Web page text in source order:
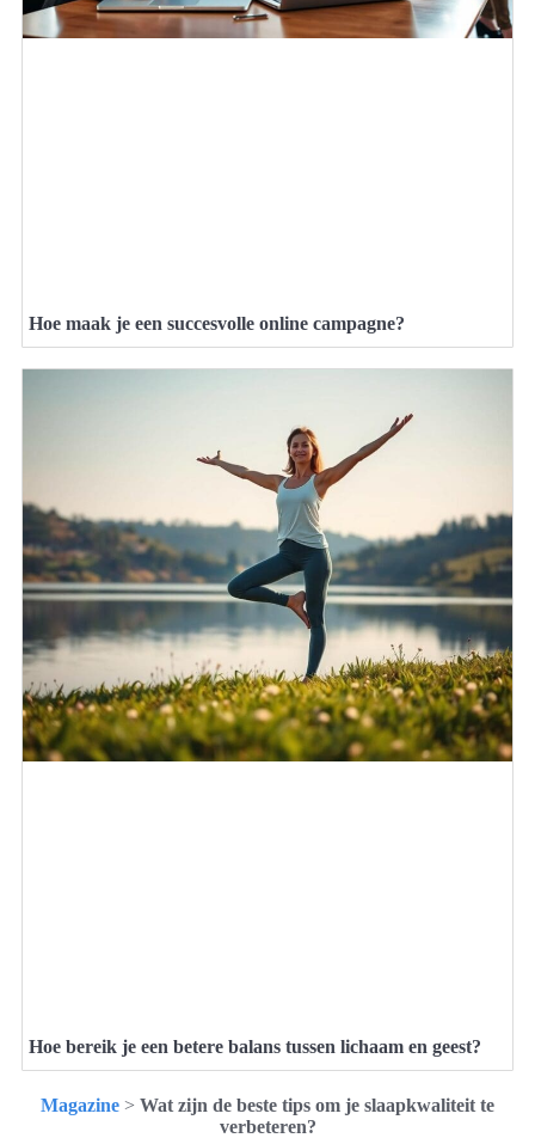
Hoe maak je een succesvolle online campagne?
Hoe bereik je een betere balans tussen lichaam en geest?
Magazine > Wat zijn de beste tips om je slaapkwaliteit te
verbeteren?